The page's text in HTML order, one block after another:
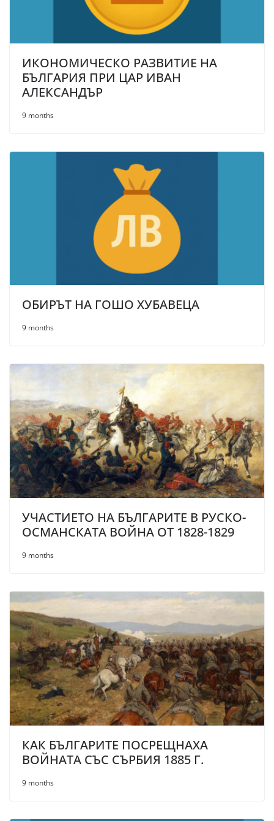
ИКОНОМИЧЕСКО РАЗВИТИЕ НА
БЪЛГАРИЯ ПРИ ЦАР ИВАН
АЛЕКСАНДЪР
9 months
ОБИРЪТ НА ГОШО ХУБАВЕЦА
9 months
УЧАСТИЕТО НА БЪЛГАРИТЕ В РУСКО-
ОСМАНСКАТА ВОЙНА ОТ 1828-1829
9 months
КАК БЪЛГАРИТЕ ПОСРЕЩНАХА
ВОЙНАТА СЪС СЪРБИЯ 1885 Г.
9 months